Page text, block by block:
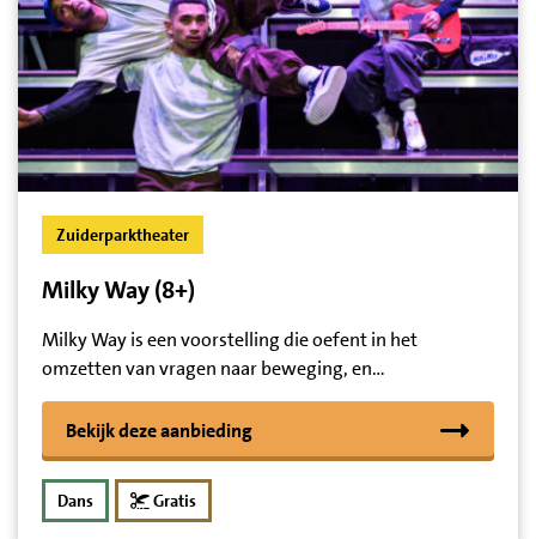
Zuiderparktheater
Milky Way (8+)
Milky Way is een voorstelling die oefent in het
omzetten van vragen naar beweging, en…
Bekijk deze aanbieding
Dans Gratis